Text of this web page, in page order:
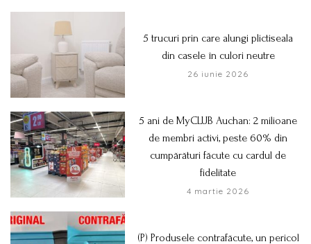
5 trucuri prin care alungi plictiseala
din casele în culori neutre
26 iunie 2026
5 ani de MyCLUB Auchan: 2 milioane
de membri activi, peste 60% din
cumpărături făcute cu cardul de
fidelitate
4 martie 2026
(P) Produsele contrafăcute, un pericol